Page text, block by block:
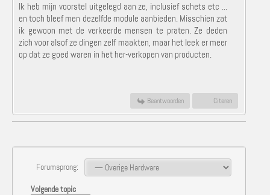
Ik heb mijn voorstel uitgelegd aan ze, inclusief schets etc ...
en toch bleef men dezelfde module aanbieden. Misschien zat
ik gewoon met de verkeerde mensen te praten. Ze deden
zich voor alsof ze dingen zelf maakten, maar het leek er meer
op dat ze goed waren in het her-verkopen van producten.
Beantwoorden Citeren
Forumsprong:
Volgende topic